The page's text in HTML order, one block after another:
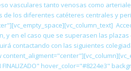
vasculares tanto venosas como
de los diferentes catéteres centrales y
y en el caso que se superasen las
contactando con las siguientes
FINALIZADO" hover_color="#8224e3"